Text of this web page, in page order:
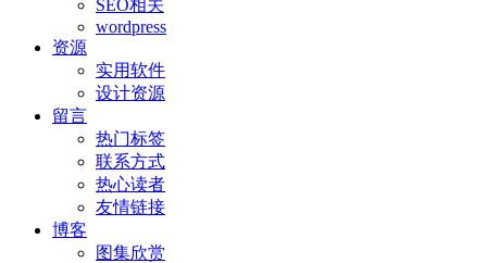
SEO相关
wordpress
资源
实用软件
设计资源
留言
热门标签
联系方式
热心读者
友情链接
博客
图集欣赏